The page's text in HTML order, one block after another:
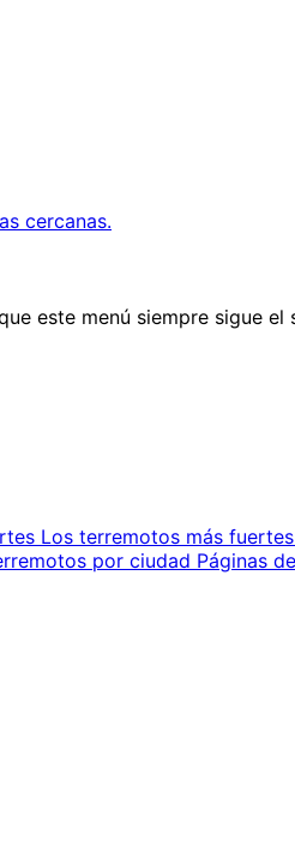
cercanas.
este menú siempre sigue
Los terremotos más
por ciudad Páginas